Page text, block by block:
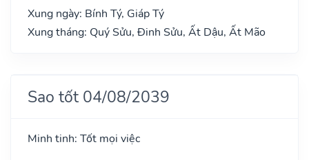
Xung ngày: Bính Tý, Giáp Tý
Xung tháng: Quý Sửu, Đinh Sửu, Ất Dậu, Ất Mão
Sao tốt 04/08/2039
Minh tinh: Tốt mọi việc